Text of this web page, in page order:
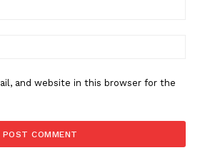
and website in this browser for the